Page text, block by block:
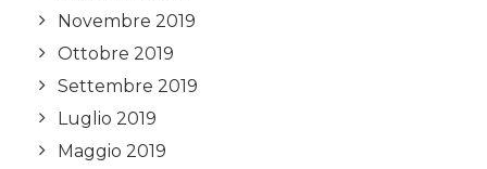
Novembre 2019
Ottobre 2019
Settembre 2019
Luglio 2019
Maggio 2019